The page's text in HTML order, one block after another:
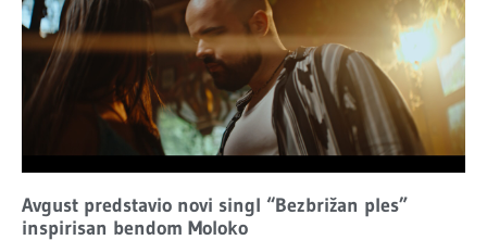
Avgust predstavio novi singl “Bezbrižan ples”
inspirisan bendom Moloko